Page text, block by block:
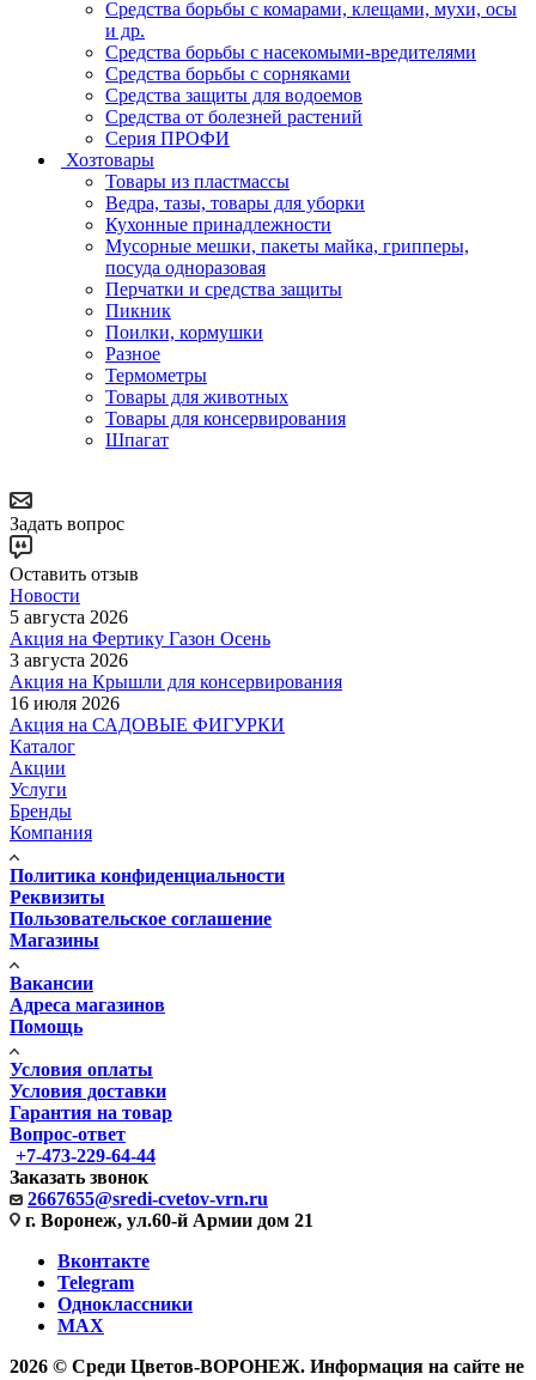
Средства борьбы с комарами, клещами, мухи, осы
и др.
Средства борьбы с насекомыми-вредителями
Средства борьбы с сорняками
Средства защиты для водоемов
Средства от болезней растений
Серия ПРОФИ
Хозтовары
Товары из пластмассы
Ведра, тазы, товары для уборки
Кухонные принадлежности
Мусорные мешки, пакеты майка, грипперы,
посуда одноразовая
Перчатки и средства защиты
Пикник
Поилки, кормушки
Разное
Термометры
Товары для животных
Товары для консервирования
Шпагат
Задать вопрос
Оставить отзыв
Новости
5 августа 2026
Акция на Фертику Газон Осень
3 августа 2026
Акция на Крышли для консервирования
16 июля 2026
Акция на САДОВЫЕ ФИГУРКИ
Каталог
Акции
Услуги
Бренды
Компания
Политика конфиденциальности
Реквизиты
Пользовательское соглашение
Магазины
Вакансии
Адреса магазинов
Помощь
Условия оплаты
Условия доставки
Гарантия на товар
Вопрос-ответ
+7-473-229-64-44
Заказать звонок
2667655@sredi-cvetov-vrn.ru
г. Воронеж, ул.60-й Армии дом 21
Вконтакте
Telegram
Одноклассники
MAX
2026 © Среди Цветов-ВОРОНЕЖ. Информация на сайте не